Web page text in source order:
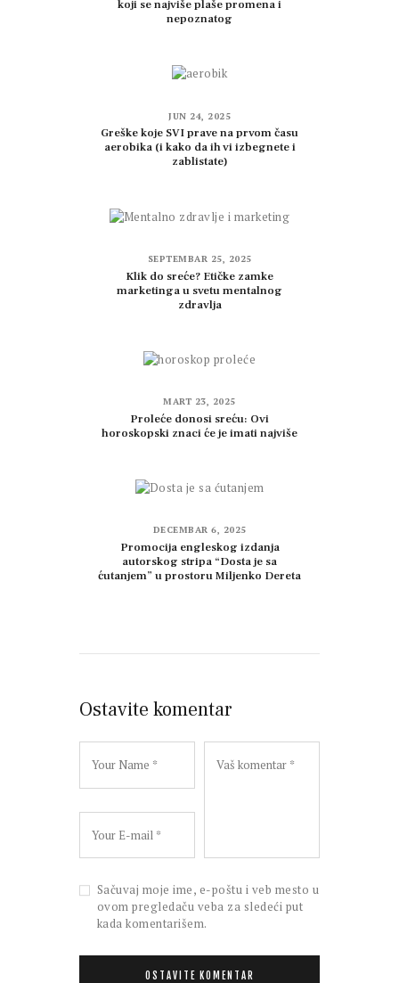
koji se najviše plaše promena i
nepoznatog
JUN 24, 2025
Greške koje SVI prave na prvom času
aerobika (i kako da ih vi izbegnete i
zablistate)
SEPTEMBAR 25, 2025
Klik do sreće? Etičke zamke
marketinga u svetu mentalnog
zdravlja
MART 23, 2025
Proleće donosi sreću: Ovi
horoskopski znaci će je imati najviše
DECEMBAR 6, 2025
Promocija engleskog izdanja
autorskog stripa “Dosta je sa
ćutanjem” u prostoru Miljenko Dereta
Ostavite komentar
Sačuvaj moje ime, e-poštu i veb mesto u
ovom pregledaču veba za sledeći put
kada komentarišem.